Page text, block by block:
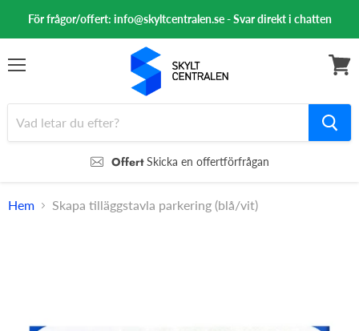
För frågor/offert: info@skyltcentralen.se - Svar direkt i chatten
OffertSkicka en offertförfrågan
Hem Skapa tilläggstavla parkering (blå/vit)